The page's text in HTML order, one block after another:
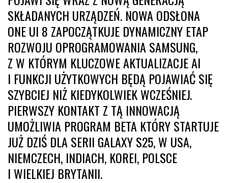
SKŁADANYCH URZĄDZEŃ. NOWA ODSŁONA
ONE UI 8 ZAPOCZĄTKUJE DYNAMICZNY ETAP
ROZWOJU OPROGRAMOWANIA SAMSUNG,
Z W KTÓRYM KLUCZOWE AKTUALIZACJE AI
I FUNKCJI UŻYTKOWYCH BĘDĄ POJAWIAĆ SIĘ
SZYBCIEJ NIŻ KIEDYKOLWIEK WCZEŚNIEJ.
PIERWSZY KONTAKT Z TĄ INNOWACJĄ
UMOŻLIWIA PROGRAM BETA KTÓRY STARTUJE
JUŻ DZIŚ DLA SERII GALAXY S25, W USA,
NIEMCZECH, INDIACH, KOREI, POLSCE
I WIELKIEJ BRYTANII.